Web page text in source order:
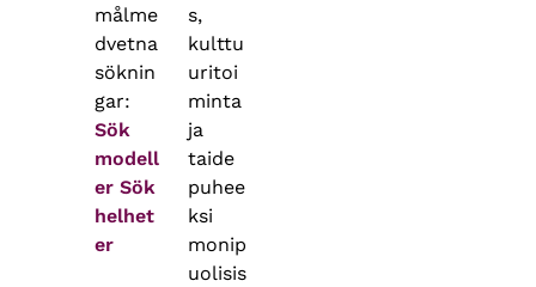
målme
dvetna
söknin
gar:
Sök
modell
er Sök
helhet
er
s,
kulttu
uritoi
minta
ja
taide
puhee
ksi
monip
uolisis